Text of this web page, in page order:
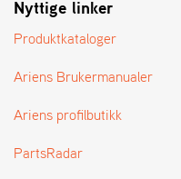
Nyttige linker
Produktkataloger
Ariens Brukermanualer
Ariens profilbutikk
PartsRadar